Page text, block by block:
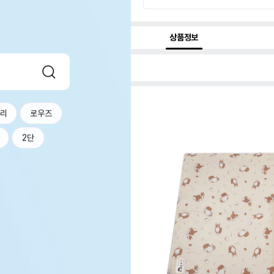
로우즈
2단
상품정보